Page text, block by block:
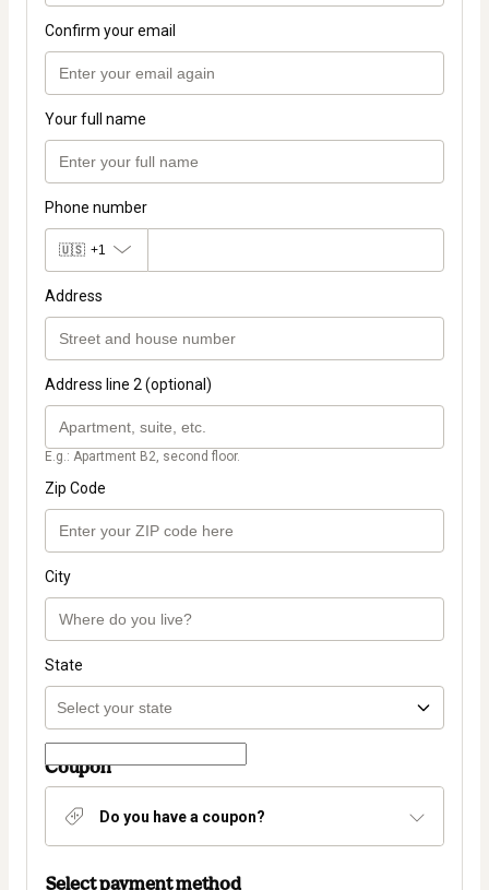
Confirm your email
Your full name
Phone number
🇺🇸 +1
Address
Address line 2 (optional)
E.g.: Apartment B2, second floor.
Zip Code
City
State
Coupon
Do you have a coupon?
Select payment method